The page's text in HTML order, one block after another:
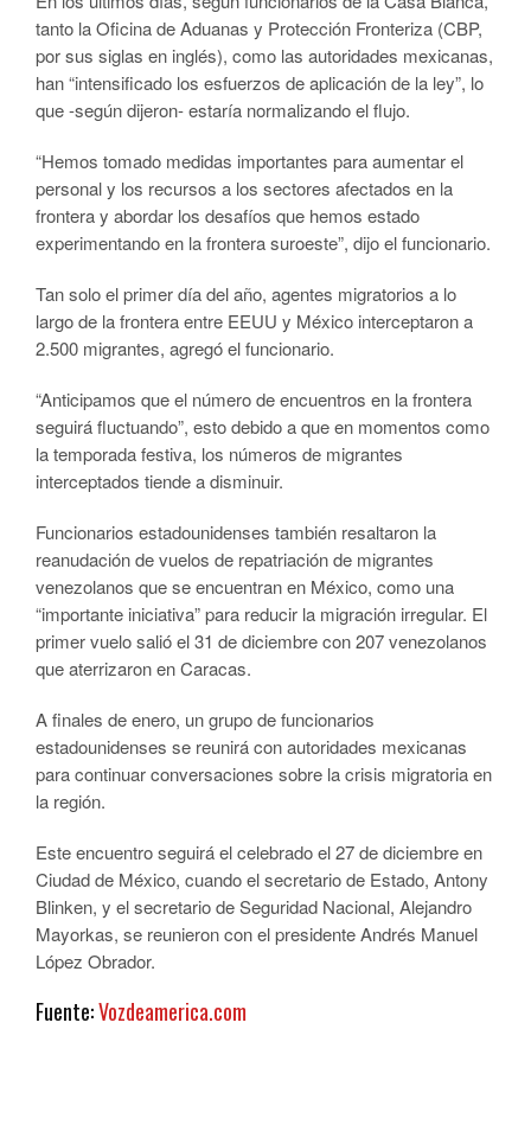
tanto la Oficina de Aduanas y Protección Fronteriza (CBP,
por sus siglas en inglés), como las autoridades mexicanas,
han “intensificado los esfuerzos de aplicación de la ley”, lo
que -según dijeron- estaría normalizando el flujo.
“Hemos tomado medidas importantes para aumentar el
personal y los recursos a los sectores afectados en la
frontera y abordar los desafíos que hemos estado
experimentando en la frontera suroeste”, dijo el funcionario.
Tan solo el primer día del año, agentes migratorios a lo
largo de la frontera entre EEUU y México interceptaron a
2.500 migrantes, agregó el funcionario.
“Anticipamos que el número de encuentros en la frontera
seguirá fluctuando”, esto debido a que en momentos como
la temporada festiva, los números de migrantes
interceptados tiende a disminuir.
Funcionarios estadounidenses también resaltaron la
reanudación de vuelos de repatriación de migrantes
venezolanos que se encuentran en México, como una
“importante iniciativa” para reducir la migración irregular. El
primer vuelo salió el 31 de diciembre con 207 venezolanos
que aterrizaron en Caracas.
A finales de enero, un grupo de funcionarios
estadounidenses se reunirá con autoridades mexicanas
para continuar conversaciones sobre la crisis migratoria en
la región.
Este encuentro seguirá el celebrado el 27 de diciembre en
Ciudad de México, cuando el secretario de Estado, Antony
Blinken, y el secretario de Seguridad Nacional, Alejandro
Mayorkas, se reunieron con el presidente Andrés Manuel
López Obrador.
Fuente:Vozdeamerica.com